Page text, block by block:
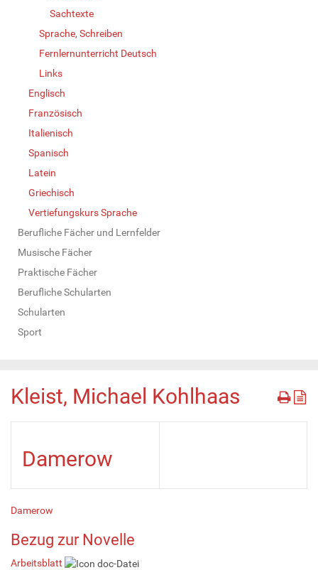
Sachtexte
Sprache, Schreiben
Fernlernunterricht Deutsch
Links
Englisch
Französisch
Italienisch
Spanisch
Latein
Griechisch
Vertiefungskurs Sprache
Berufliche Fächer und Lernfelder
Musische Fächer
Praktische Fächer
Berufliche Schularten
Schularten
Sport
Kleist, Michael Kohlhaas
Damerow
Damerow
Bezug zur Novelle
Arbeitsblatt